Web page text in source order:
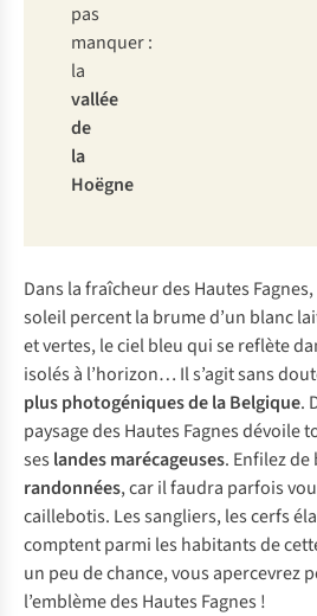
pas
manquer :
la
vallée
de
la
Hoëgne
Dans la fraîcheur des Hautes
soleil percent la brume d’un blanc
et vertes, le ciel bleu qui se reflète
isolés à l’horizon… Il s’agit sans
plus photogéniques de la Belgique.
paysage des Hautes Fagnes dévoile
ses landes marécageuses. Enfilez de
randonnées, car il faudra parfois
caillebotis. Les sangliers, les cerfs
comptent parmi les habitants de
un peu de chance, vous apercevrez
l’emblème des Hautes Fagnes !